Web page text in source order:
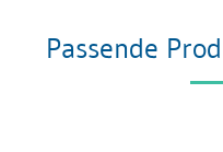
Passende